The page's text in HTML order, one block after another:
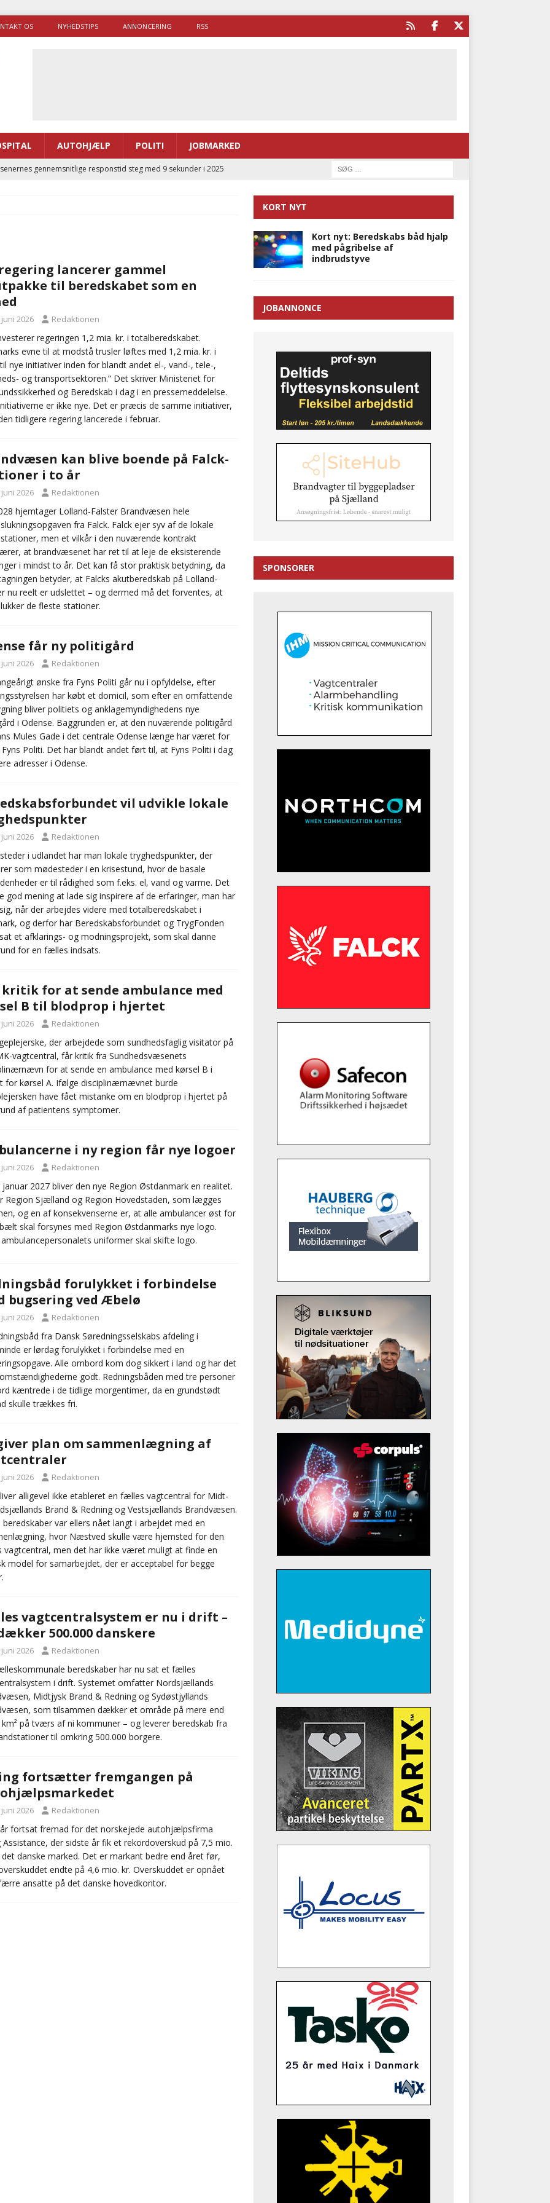
OS NYHEDSTIPS ANNONCERING RSS
AUTOHJÆLP POLITI JOBMARKED
gennemsnitlige responstid steg med 9 sekunder i 2025
brugte lidt længere tid på at komme af sted i 2025
kræver at beskyttelseskøretøjer bliver lovpligtige ved arbejde i
lancerer gammel
til beredskabet som en
juni 2026 Redaktionen
regeringen 1,2 mia. kr. i totalberedskabet.
evne til at modstå trusler løftes med 1,2 mia. kr. i
nye initiativer inden for blandt andet el-, vand-, tele-,
og transportsektoren.” Det skriver Ministeriet for
og Beredskab i dag i en pressemeddelelse.
er ikke nye. Det er præcis de samme initiativer,
tidligere regering lancerede i februar.
kan blive boende på Falck-
i to år
juni 2026 Redaktionen
hjemtager Lolland-Falster Brandvæsen hele
fra Falck. Falck ejer syv af de lokale
men et vilkår i den nuværende kontrakt
at brandvæsenet har ret til at leje de eksisterende
i mindst to år. Det kan få stor praktisk betydning, da
betyder, at Falcks akutberedskab på Lolland-
nu reelt er udslettet – og dermed må det forventes, at
de fleste stationer.
får ny politigård
juni 2026 Redaktionen
ønske fra Fyns Politi går nu i opfyldelse, efter
har købt et domicil, som efter en omfattende
bliver politiets og anklagemyndighedens nye
i Odense. Baggrunden er, at den nuværende politigård
Mules Gade i det centrale Odense længe har været for
Politi. Det har blandt andet ført til, at Fyns Politi i dag
adresser i Odense.
vil udvikle lokale
juni 2026 Redaktionen
i udlandet har man lokale tryghedspunkter, der
som mødesteder i en krisestund, hvor de basale
er til rådighed som f.eks. el, vand og varme. Det
god mening at lade sig inspirere af de erfaringer, man har
når der arbejdes videre med totalberedskabet i
og derfor har Beredskabsforbundet og TrygFonden
et afklarings- og modningsprojekt, som skal danne
for en fælles indsats.
kritik for at sende ambulance med
B til blodprop i hjertet
juni 2026 Redaktionen
der arbejdede som sundhedsfaglig visitator på
vagtcentral, får kritik fra Sundhedsvæsenets
for at sende en ambulance med kørsel B i
for kørsel A. Ifølge disciplinærnævnet burde
have fået mistanke om en blodprop i hjertet på
af patientens symptomer.
i ny region får nye logoer
juni 2026 Redaktionen
januar 2027 bliver den nye Region Østdanmark en realitet.
Region Sjælland og Region Hovedstaden, som lægges
og en af konsekvenserne er, at alle ambulancer øst for
skal forsynes med Region Østdanmarks nye logo.
uniformer skal skifte logo.
forulykket i forbindelse
bugsering ved Æbelø
juni 2026 Redaktionen
fra Dansk Søredningsselskabs afdeling i
er lørdag forulykket i forbindelse med en
Alle ombord kom dog sikkert i land og har det
godt. Redningsbåden med tre personer
kæntrede i de tidlige morgentimer, da en grundstødt
skulle trækkes fri.
plan om sammenlægning af
juni 2026 Redaktionen
alligevel ikke etableret en fælles vagtcentral for Midt-
Brand & Redning og Vestsjællands Brandvæsen.
beredskaber var ellers nået langt i arbejdet med en
hvor Næstved skulle være hjemsted for den
men det har ikke været muligt at finde en
model for samarbejdet, der er acceptabel for begge
vagtcentralsystem er nu i drift –
500.000 danskere
juni 2026 Redaktionen
beredskaber har nu sat et fælles
i drift. Systemet omfatter Nordsjællands
Midtjysk Brand & Redning og Sydøstjyllands
som tilsammen dækker et område på mere end
km² på tværs af ni kommuner – og leverer beredskab fra
til omkring 500.000 borgere.
fortsætter fremgangen på
juni 2026 Redaktionen
fortsat fremad for det norskejede autohjælpsfirma
Assistance, der sidste år fik et rekordoverskud på 7,5 mio.
det danske marked. Det er markant bedre end året før,
endte på 4,6 mio. kr. Overskuddet er opnået
ansatte på det danske hovedkontor.
KORT NYT
Kort nyt: Beredskabs båd hjalp
med pågribelse af
indbrudstyve
JOBANNONCE
SPONSORER